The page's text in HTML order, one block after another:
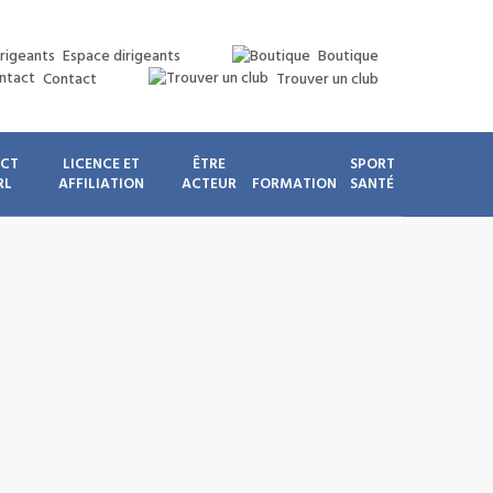
Espace dirigeants
Boutique
Contact
Trouver un club
LICENCE ET
AFFILIATION
ÊTRE
ACTEUR
FORMATION
SPORT
SANTÉ